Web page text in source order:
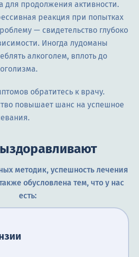
для продолжения активности.
реакция при попытках
— свидетельство глубоко
Иногда лудоманы
алкоголем, вплоть до
обратитесь к врачу.
повышает шанс на успешное
методик, успешность лечения
обусловлена тем, что у нас
есть: